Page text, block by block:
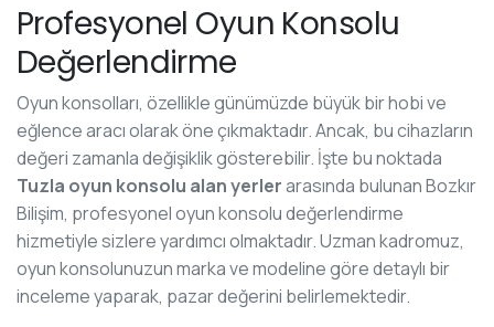
Profesyonel Oyun Konsolu
Değerlendirme
Oyun konsolları, özellikle günümüzde büyük bir hobi ve
eğlence aracı olarak öne çıkmaktadır. Ancak, bu cihazların
değeri zamanla değişiklik gösterebilir. İşte bu noktada
Tuzla oyun konsolu alan yerlerarasında bulunan Bozkır
Bilişim, profesyonel oyun konsolu değerlendirme
hizmetiyle sizlere yardımcı olmaktadır. Uzman kadromuz,
oyun konsolunuzun marka ve modeline göre detaylı bir
inceleme yaparak, pazar değerini belirlemektedir.